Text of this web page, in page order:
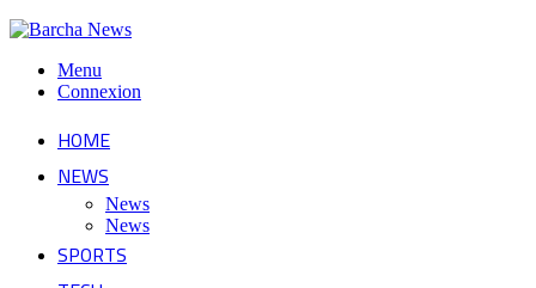
Menu
Connexion
HOME
NEWS
News
News
SPORTS